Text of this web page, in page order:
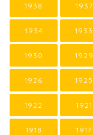
1938 1937
1934 1933
1930 1929
1926 1925
1922 1921
1918 1917